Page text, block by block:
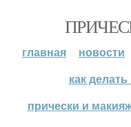
главная новости
как
прически и